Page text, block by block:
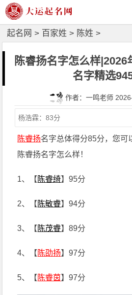
起名网 > 百家姓 > 陈姓 >
陈睿扬名字怎么样|2026
名字精选
作者：一鸣老师
陈睿扬名字总体得分85分，您可
陈睿扬名字怎么样！
1、【 陈睿绮】95分
2、【 陈敏睿】94分
3、【 陈茂睿】89分
4、【 陈劭扬】97分
5、【 陈睿茵】97分